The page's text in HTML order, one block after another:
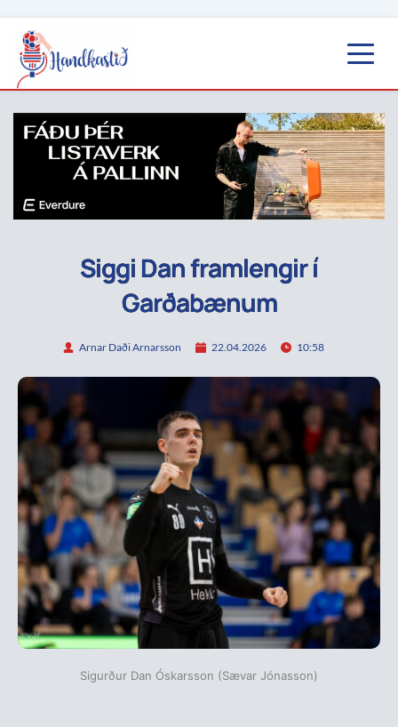
Siggi Dan framlengir í
Garðabænum
Arnar Daði Arnarsson 22.04.2026 10:58
Sigurður Dan Óskarsson (Sævar Jónasson)